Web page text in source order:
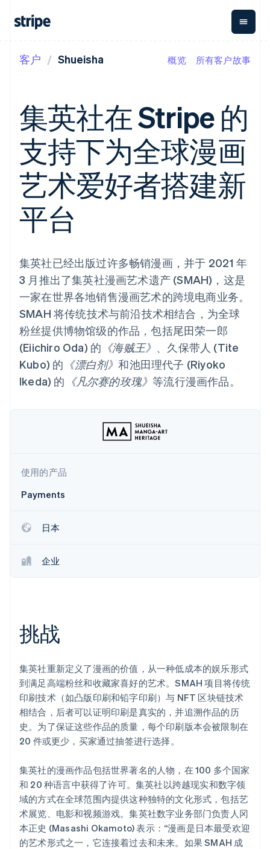
支付
在线支付
Payment links
无代码支付
Checkout
预构建支付界
面
Elements
灵活的 UI 组件
Payment
methods
接入 125+ 种支
线下支付
Authorization
Boost
支付成功率优
化
Link
加速结账
经常性收入
Metronome
按用量计费
Subscriptions
订阅管理
Invoicing
一次性或定期
账单
会计自动化
Stripe Sigma
自定义报告
Data Pipeline
数据同步
资金管
Payouts
向第三
方打款
Crypto
钱包、
稳定币
发行和
平台
更多
Product roadmap
Climate
碳移除
按企业阶段
按应用场景
智能体商务
加密货币
电子商务
嵌入式金融
资金管理
平台
SaaS
按行业
AI 企业
创作者经济
游戏
酒店、旅游与休闲
媒体与娱乐
专业服务
公共部门
文档
库与 SDK
Stripe Apps
指南
接受线上付款
实施预置结账流程
通过智能体配置和管理服
务
资源
应用集成
代码示例
开发者博客
API 状态
学习
指南
支持
获取支持
托管支持方案
专业服务
产品路线图
Sessions 年度大会
招聘
资讯中心
Stripe Press
联系
联系销售
客户 Shueisha 概览 所有客户故事
集英社在 Stripe 的
支持下为全球漫画
艺术爱好者搭建新
平台
集英社已经出版过许多畅销漫画，并于 2021 年
3 月推出了集英社漫画艺术遗产 (SMAH)，这是
一家在世界各地销售漫画艺术的跨境电商业务。
SMAH 将传统技术与前沿技术相结合，为全球
粉丝提供博物馆级的作品，包括尾田荣一郎
(Eiichiro Oda) 的 《海贼王》 、久保带人 (Tite
Kubo) 的 《漂白剂》和池田理代子 (Riyoko
Ikeda) 的 《凡尔赛的玫瑰》等流行漫画作品。
使用的产品
Payments
日本
企业
挑战
集英社重新定义了漫画的价值，从一种低成本的娱乐形式
到满足高端粉丝和收藏家喜好的艺术。SMAH 项目将传统
印刷技术（如凸版印刷和铅字印刷）与 NFT 区块链技术
相结合，后者可以证明印刷是真实的，并追溯作品的历
史。为了保证这些作品的质量，每个印刷版本会被限制在
20 件或更少，买家通过抽签进行选择。
集英社的漫画作品包括世界著名的人物，在 100 多个国家
和 20 种语言中获得了许可。集英社以跨越现实和数字领
域的方式在全球范围内提供这种独特的文化形式，包括艺
术展览、电影和视频游戏。集英社数字业务部门负责人冈
本正史 (Masashi Okamoto) 表示：“漫画是日本最受欢迎
的艺术形式之一，它连接着过去和未来。如果 SMAH 成